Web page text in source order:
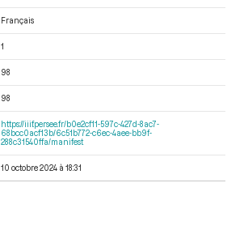
Français
1
98
98
https://iiif.persee.fr/b0e2cf11-597c-427d-8ac7-
68bcc0acf13b/6c51b772-c6ec-4aee-bb9f-
288c31540ffa/manifest
10 octobre 2024 à 18:31